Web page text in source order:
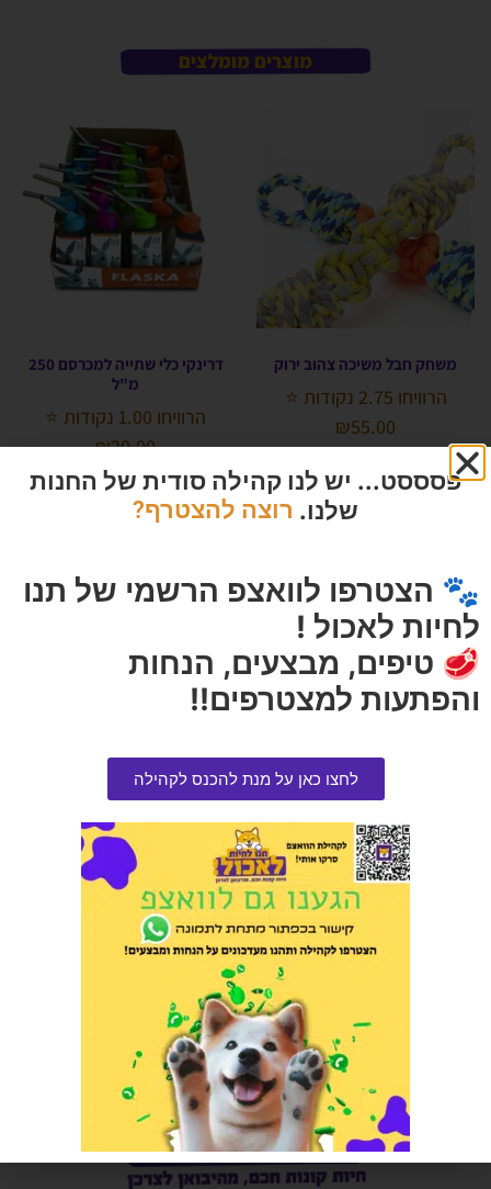
מוצרים מומלצים
משחק חבל משיכה צהוב ירוק
הרוויחו 2.75 נקודות ⭐
₪55.00
אזל המלאי
דרינקי כלי שתייה למכרסם 250
מ"ל
הרוויחו 1.00 נקודות ⭐
₪20.00
הוספה לסל
נוטרי סורס | מזון לכלב גזע גדול
נטול דגן כבש 11.8 ק"ג
הרוויחו 17.50 נקודות ⭐
₪350.00
אזל המלאי
בקופסה
₪10.00
הוספה לסל
פסססט... יש לנו קהילה סודית של החנות
שלנו. רוצה להצטרף?
🐾 הצטרפו לוואצפ הרשמי של תנו
לחיות לאכול !
🥩 טיפים, מבצעים, הנחות
והפתעות למצטרפים!!
לחצו כאן על מנת להכנס לקהילה